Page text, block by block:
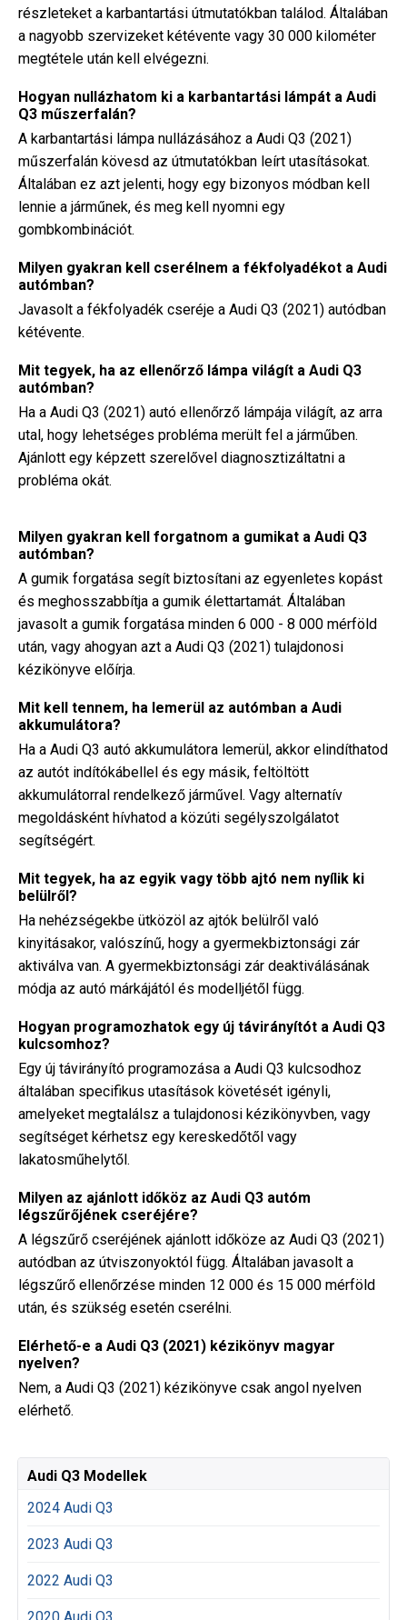
részleteket a karbantartási útmutatókban találod. Általában
a nagyobb szervizeket kétévente vagy 30 000 kilométer
megtétele után kell elvégezni.
Hogyan nullázhatom ki a karbantartási lámpát a Audi
Q3 műszerfalán?
A karbantartási lámpa nullázásához a Audi Q3 (2021)
műszerfalán kövesd az útmutatókban leírt utasításokat.
Általában ez azt jelenti, hogy egy bizonyos módban kell
lennie a járműnek, és meg kell nyomni egy
gombkombinációt.
Milyen gyakran kell cserélnem a fékfolyadékot a Audi
autómban?
Javasolt a fékfolyadék cseréje a Audi Q3 (2021) autódban
kétévente.
Mit tegyek, ha az ellenőrző lámpa világít a Audi Q3
autómban?
Ha a Audi Q3 (2021) autó ellenőrző lámpája világít, az arra
utal, hogy lehetséges probléma merült fel a járműben.
Ajánlott egy képzett szerelővel diagnosztizáltatni a
probléma okát.
Milyen gyakran kell forgatnom a gumikat a Audi Q3
autómban?
A gumik forgatása segít biztosítani az egyenletes kopást
és meghosszabbítja a gumik élettartamát. Általában
javasolt a gumik forgatása minden 6 000 - 8 000 mérföld
után, vagy ahogyan azt a Audi Q3 (2021) tulajdonosi
kézikönyve előírja.
Mit kell tennem, ha lemerül az autómban a Audi
akkumulátora?
Ha a Audi Q3 autó akkumulátora lemerül, akkor elindíthatod
az autót indítókábellel és egy másik, feltöltött
akkumulátorral rendelkező járművel. Vagy alternatív
megoldásként hívhatod a közúti segélyszolgálatot
segítségért.
Mit tegyek, ha az egyik vagy több ajtó nem nyílik ki
belülről?
Ha nehézségekbe ütközöl az ajtók belülről való
kinyitásakor, valószínű, hogy a gyermekbiztonsági zár
aktiválva van. A gyermekbiztonsági zár deaktiválásának
módja az autó márkájától és modelljétől függ.
Hogyan programozhatok egy új távirányítót a Audi Q3
kulcsomhoz?
Egy új távirányító programozása a Audi Q3 kulcsodhoz
általában specifikus utasítások követését igényli,
amelyeket megtalálsz a tulajdonosi kézikönyvben, vagy
segítséget kérhetsz egy kereskedőtől vagy
lakatosműhelytől.
Milyen az ajánlott időköz az Audi Q3 autóm
légszűrőjének cseréjére?
A légszűrő cseréjének ajánlott időköze az Audi Q3 (2021)
autódban az útviszonyoktól függ. Általában javasolt a
légszűrő ellenőrzése minden 12 000 és 15 000 mérföld
után, és szükség esetén cserélni.
Elérhető-e a Audi Q3 (2021) kézikönyv magyar
nyelven?
Nem, a Audi Q3 (2021) kézikönyve csak angol nyelven
elérhető.
Audi Q3 Modellek
2024 Audi Q3
2023 Audi Q3
2022 Audi Q3